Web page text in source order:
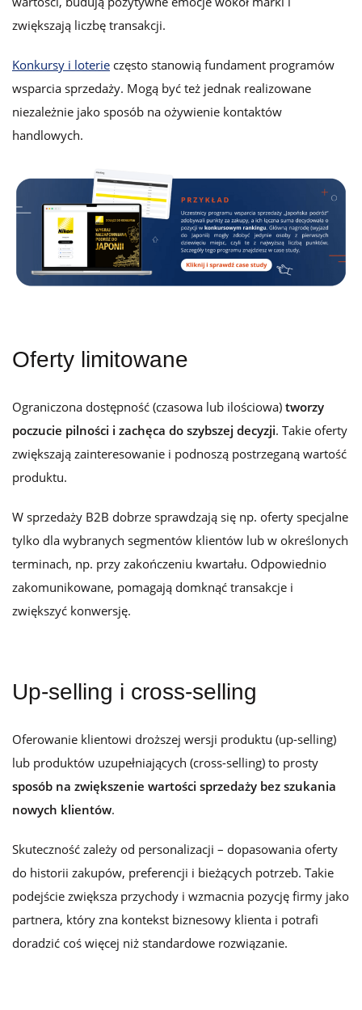
zwiększają liczbę transakcji.
Konkursy i loterie często stanowią fundament programów
wsparcia sprzedaży. Mogą być też jednak realizowane
niezależnie jako sposób na ożywienie kontaktów
handlowych.
Oferty limitowane
Ograniczona dostępność (czasowa lub ilościowa) tworzy
poczucie pilności i zachęca do szybszej decyzji. Takie oferty
zwiększają zainteresowanie i podnoszą postrzeganą wartość
produktu.
W sprzedaży B2B dobrze sprawdzają się np. oferty specjalne
tylko dla wybranych segmentów klientów lub w określonych
terminach, np. przy zakończeniu kwartału. Odpowiednio
zakomunikowane, pomagają domknąć transakcje i
zwiększyć konwersję.
Up-selling i cross-selling
Oferowanie klientowi droższej wersji produktu (up-selling)
lub produktów uzupełniających (cross-selling) to prosty
sposób na zwiększenie wartości sprzedaży bez szukania
nowych klientów.
Skuteczność zależy od personalizacji – dopasowania oferty
do historii zakupów, preferencji i bieżących potrzeb. Takie
podejście zwiększa przychody i wzmacnia pozycję firmy jako
partnera, który zna kontekst biznesowy klienta i potrafi
doradzić coś więcej niż standardowe rozwiązanie.